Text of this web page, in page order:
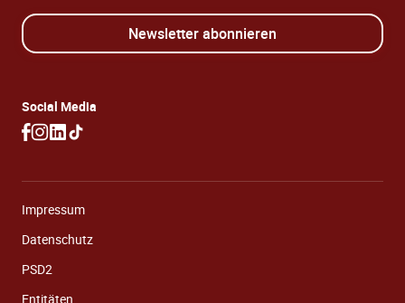
Newsletter abonnieren
Social Media
Impressum
Datenschutz
PSD2
Entitäten